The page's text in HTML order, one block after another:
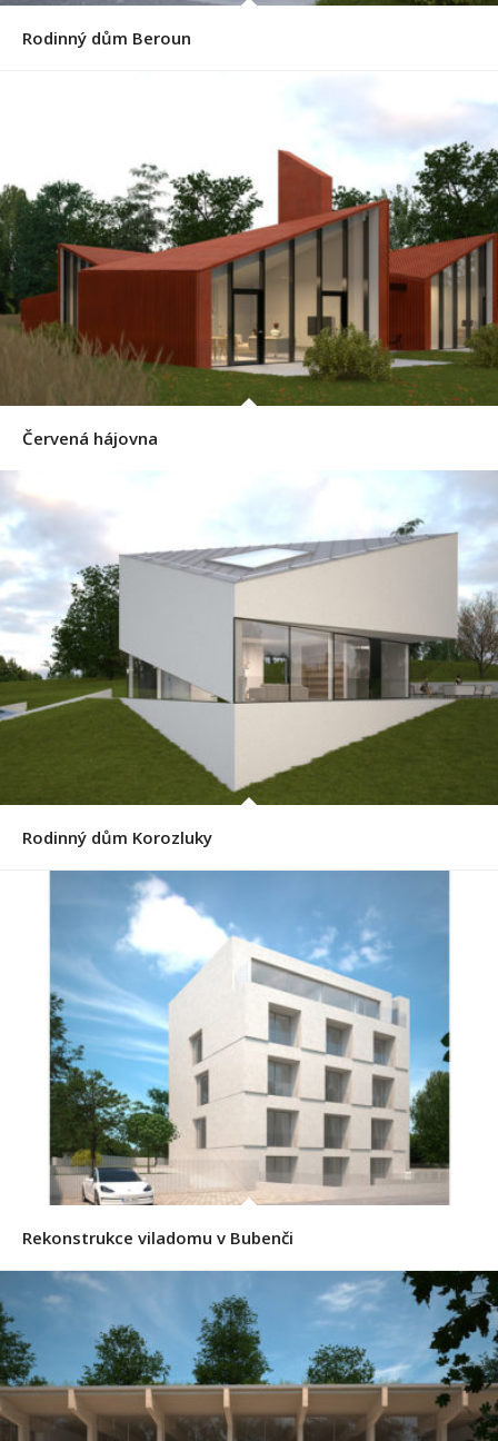
Rodinný dům Beroun
Červená hájovna
Rodinný dům Korozluky
Rekonstrukce viladomu v Bubenči